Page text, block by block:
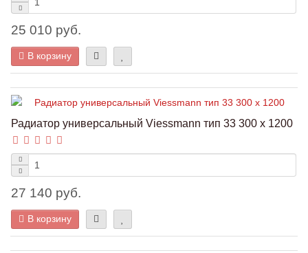
25 010 руб.
В корзину
Радиатор универсальный Viessmann тип 33 300 x 1200
27 140 руб.
В корзину